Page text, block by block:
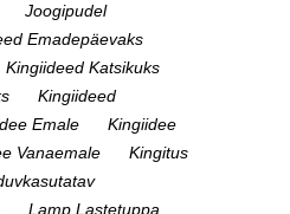
Joogipudel
Emadepäevaks
Kingiideed Katsikuks
Kingiideed
Emale
Kingiidee
Vanaemale
Kingitus
Lamp Lastetuppa